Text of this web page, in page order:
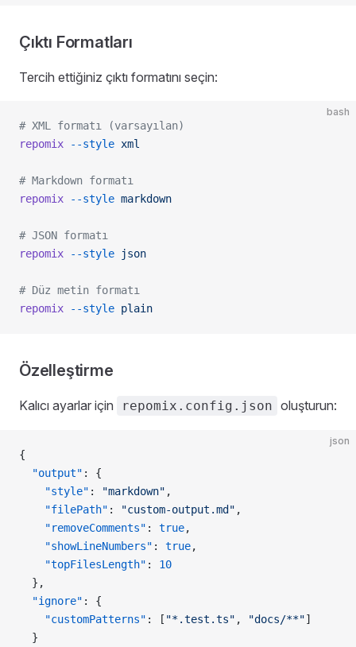
Çıktı Formatları
Tercih ettiğiniz çıktı formatını seçin:
bash
# XML formatı (varsayılan)
repomix --style xml
# Markdown formatı
repomix --style markdown
# JSON formatı
repomix --style json
# Düz metin formatı
repomix --style plain
Özelleştirme
Kalıcı ayarlar için repomix.config.json oluşturun:
json
{
  "output"
: {
    "style"
: "markdown" ,
    "filePath"
: "custom-output.md" ,
    "removeComments"
: true,
    "showLineNumbers"
: true,
    "topFilesLength"
: 10
  },
  "ignore"
: {
    "customPatterns"
: [ "*.test.ts" , "docs/**"]
  }